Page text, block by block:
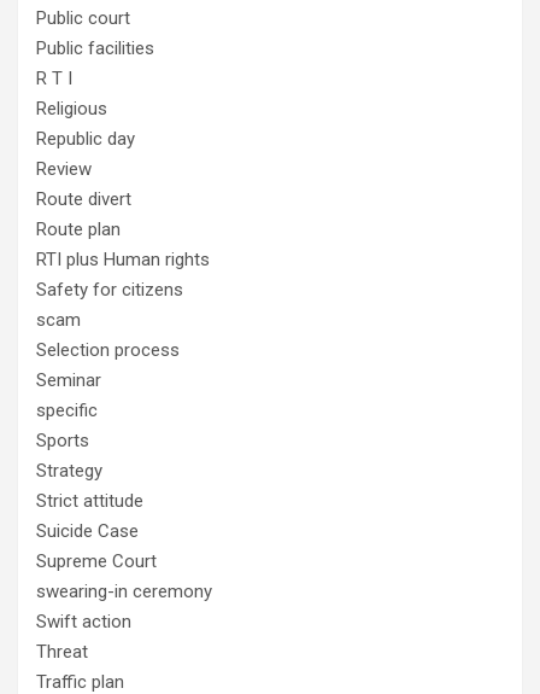
Public court
Public facilities
R T I
Religious
Republic day
Review
Route divert
Route plan
RTI plus Human rights
Safety for citizens
scam
Selection process
Seminar
specific
Sports
Strategy
Strict attitude
Suicide Case
Supreme Court
swearing-in ceremony
Swift action
Threat
Traffic plan